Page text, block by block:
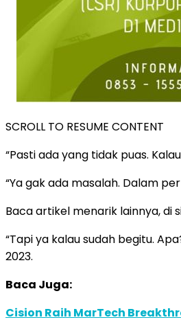
SCROLL TO RESUME CONTENT
“Pasti ada yang tidak puas.
“Ya gak ada masalah. Dalam
Baca artikel menarik lainnya, di
“Tapi ya kalau sudah begitu.
2023.
Baca Juga:
Cision Raih MarTech